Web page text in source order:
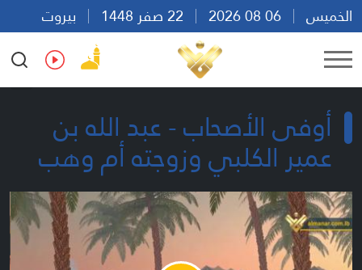
الخميس
بيروت
20:38
Ar En Fr Es
أوفى الأصحاب - عبد الله بن
عمير الكلبي وزوجته أم وهب